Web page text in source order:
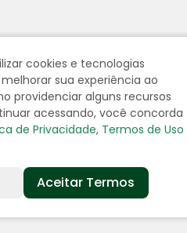
cookies e tecnologias
sua experiência ao
providenciar alguns recursos
acessando, você concorda
de Privacidade, Termos de Uso
Aceitar Termos